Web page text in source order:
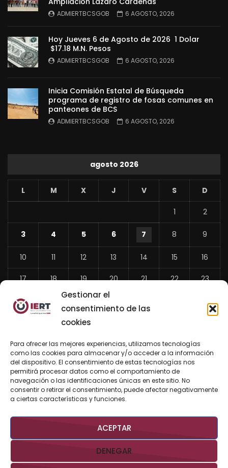
Gestionar el
consentimiento de las
cookies
Para ofrecer las mejores experiencias, utilizamos tecnologías
como las cookies para almacenar y/o acceder a la información
del dispositivo. El consentimiento de estas tecnologías nos
permitirá procesar datos como el comportamiento de
navegación o las identificaciones únicas en este sitio. No
consentir o retirar el consentimiento, puede afectar negativamente
a ciertas características y funciones.
ACEPTAR
DENEGAR
ADMIERTBCSGOB 6 AGOSTO, 2026
Hoy Jueves 6 de Agosto de 2026 1 Dolar
$17.18 M.N. Pesos
ADMIERTBCSGOB 6 AGOSTO, 2026
Inicia Comisión Estatal de Búsqueda
programa de registro de fosas comunes en
panteones de BCS
ADMIERTBCSGOB 6 AGOSTO, 2026
agosto 2026
L M X J V S D
1 2
3 4 5 6 7 8 9
10 11 12 13 14 15 16
17 18 19 20 21 22 23
24 26 27
«
Jul
BUSCAR AHORA